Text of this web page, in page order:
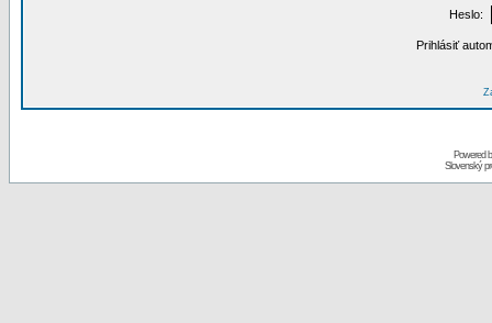
Heslo:
Prihlásiť
Powered
Slovenský